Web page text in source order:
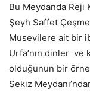
Bu Meydanda Reji
Şeyh Saffet
Musevilere ait bir
Urfa’nın dinler ve
olduğunun bir
Sekiz